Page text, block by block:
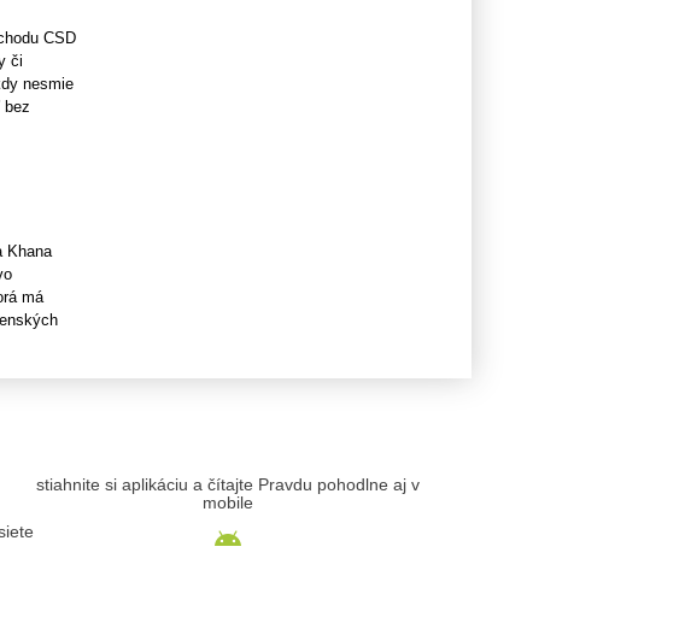
CSD
či
nesmie
bez
Khana
má
stiahnite si aplikáciu a čítajte Pravdu pohodlne aj v
mobile